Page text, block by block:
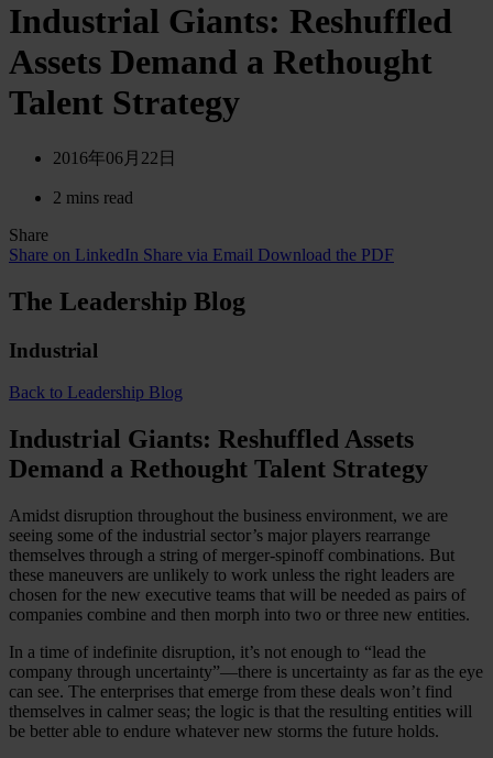
Industrial Giants: Reshuffled
Assets Demand a Rethought
Talent Strategy
2016年06月22日
2 mins read
Share
Share on LinkedIn Share via Email Download the PDF
The Leadership Blog
Industrial
Back to Leadership Blog
Industrial Giants: Reshuffled Assets
Demand a Rethought Talent Strategy
Amidst disruption throughout the business environment, we are
seeing some of the industrial sector’s major players rearrange
themselves through a string of merger-spinoff combinations. But
these maneuvers are unlikely to work unless the right leaders are
chosen for the new executive teams that will be needed as pairs of
companies combine and then morph into two or three new entities.
In a time of indefinite disruption, it’s not enough to “lead the
company through uncertainty”—there is uncertainty as far as the eye
can see. The enterprises that emerge from these deals won’t find
themselves in calmer seas; the logic is that the resulting entities will
be better able to endure whatever new storms the future holds.